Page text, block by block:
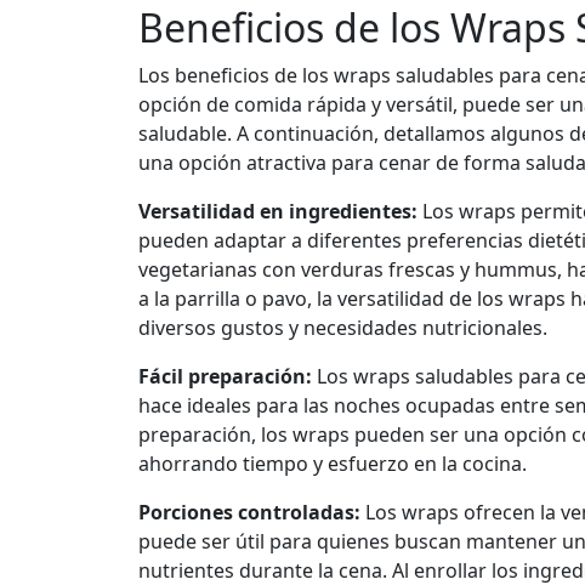
Beneficios de los
Los beneficios de los wraps saludables para
opción de comida rápida y versátil, puede ser
saludable. A continuación, detallamos algunos
una opción atractiva para cenar de forma
Versatilidad en ingredientes: Los wraps
pueden adaptar a diferentes preferencias
vegetarianas con verduras frescas y hummus,
a la parrilla o pavo, la versatilidad de los wraps
diversos gustos y necesidades nutricionales.
Fácil preparación: Los wraps saludables para
hace ideales para las noches ocupadas entre
preparación, los wraps pueden ser una opción
ahorrando tiempo y esfuerzo en la cocina.
Porciones controladas: Los wraps ofrecen la
puede ser útil para quienes buscan mantener
nutrientes durante la cena. Al enrollar los